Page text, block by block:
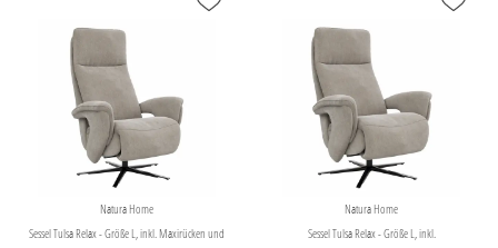
Natura Home
Sessel Tulsa Relax - Größe L, inkl. Maxirücken und
Natura Home
Sessel Tulsa Relax - Größe L, inkl.